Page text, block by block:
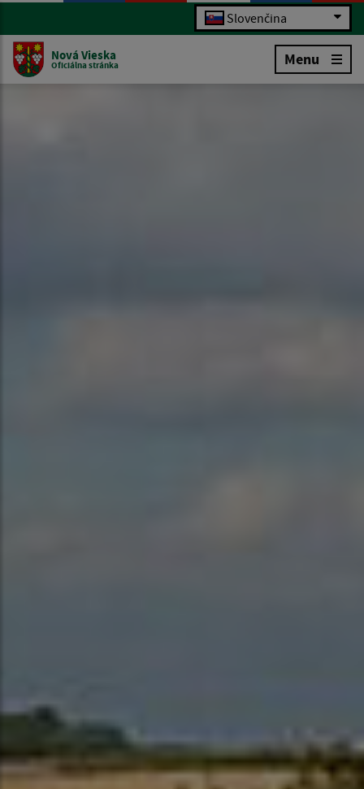
Slovenčina
Nová Vieska
Oficiálna stránka Menu